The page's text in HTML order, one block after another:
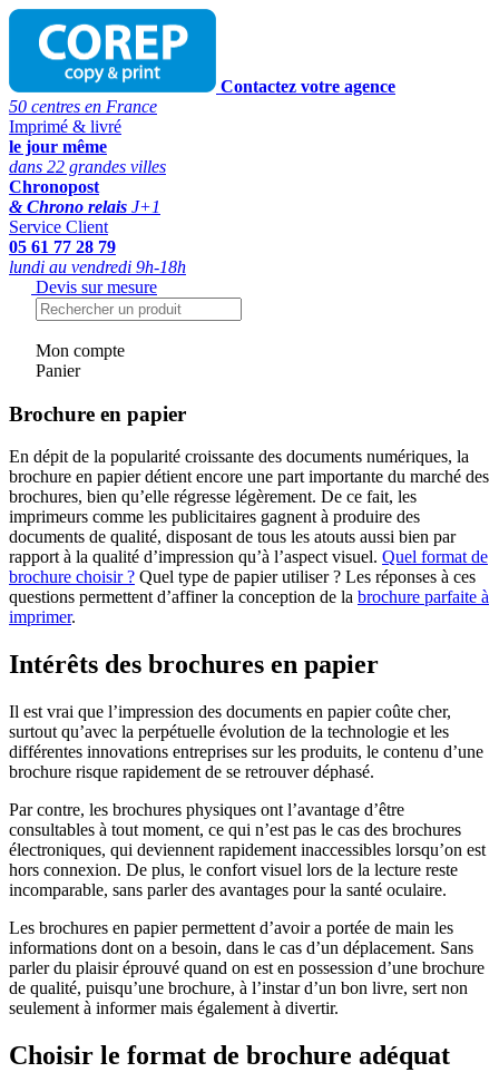
Contactez votre agence
50 centres en France
Imprimé & livré
le jour même
dans 22 grandes villes
Chronopost
& Chrono relais J+1
Service Client
05 61 77 28 79
lundi au vendredi 9h-18h
Devis sur mesure
Mon compte
Panier
Brochure en papier
En dépit de la popularité croissante des documents numériques, la
brochure en papier détient encore une part importante du marché des
brochures, bien qu’elle régresse légèrement. De ce fait, les
imprimeurs comme les publicitaires gagnent à produire des
documents de qualité, disposant de tous les atouts aussi bien par
rapport à la qualité d’impression qu’à l’aspect visuel. Quel format de
brochure choisir ? Quel type de papier utiliser ? Les réponses à ces
questions permettent d’affiner la conception de la brochure parfaite à
imprimer.
Intérêts des brochures en papier
Il est vrai que l’impression des documents en papier coûte cher,
surtout qu’avec la perpétuelle évolution de la technologie et les
différentes innovations entreprises sur les produits, le contenu d’une
brochure risque rapidement de se retrouver déphasé.
Par contre, les brochures physiques ont l’avantage d’être
consultables à tout moment, ce qui n’est pas le cas des brochures
électroniques, qui deviennent rapidement inaccessibles lorsqu’on est
hors connexion. De plus, le confort visuel lors de la lecture reste
incomparable, sans parler des avantages pour la santé oculaire.
Les brochures en papier permettent d’avoir a portée de main les
informations dont on a besoin, dans le cas d’un déplacement. Sans
parler du plaisir éprouvé quand on est en possession d’une brochure
de qualité, puisqu’une brochure, à l’instar d’un bon livre, sert non
seulement à informer mais également à divertir.
Choisir le format de brochure adéquat